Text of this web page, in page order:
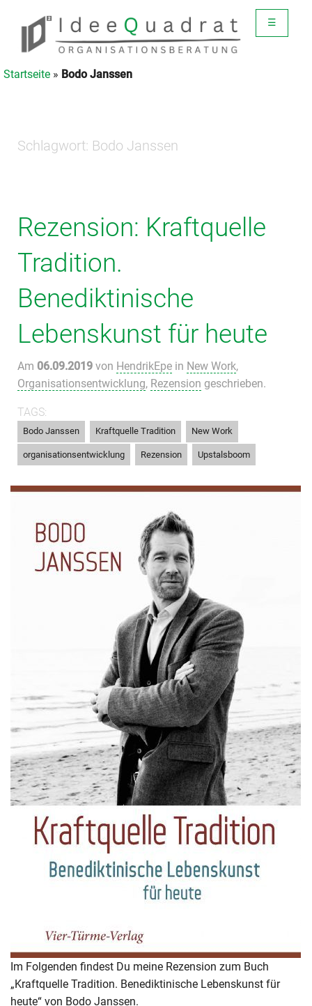
☰
Startseite » Bodo Janssen
Schlagwort: Bodo Janssen
Rezension: Kraftquelle
Tradition.
Benediktinische
Lebenskunst für heute
Am 06.09.2019 von HendrikEpe in New Work,
Organisationsentwicklung, Rezension geschrieben.
TAGS:
Bodo Janssen Kraftquelle Tradition New Work
organisationsentwicklung Rezension Upstalsboom
Im Folgenden findest Du meine Rezension zum Buch
„Kraftquelle Tradition. Benediktinische Lebenskunst für
heute“ von Bodo Janssen.